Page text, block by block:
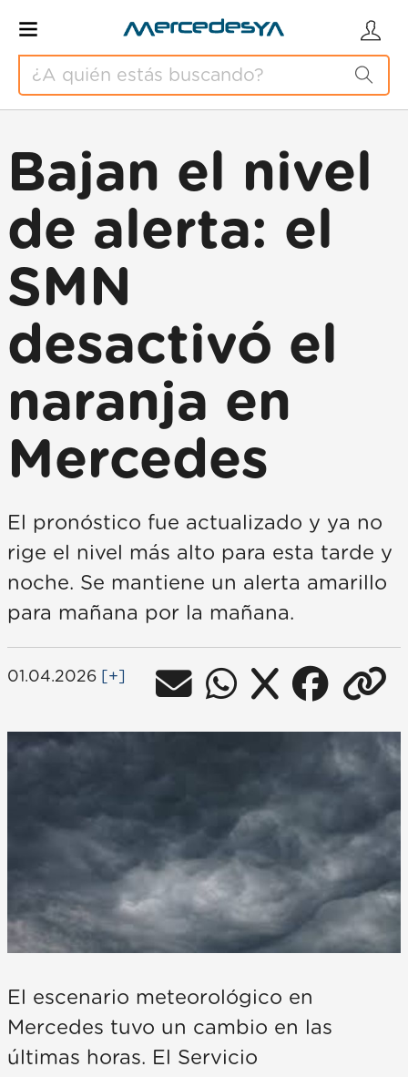
Bajan el nivel
de alerta: el
SMN
desactivó el
naranja en
Mercedes
El pronóstico fue actualizado y ya no
rige el nivel más alto para esta tarde y
noche. Se mantiene un alerta amarillo
para mañana por la mañana.
01.04.2026 [+]
El escenario meteorológico en
Mercedes tuvo un cambio en las
últimas horas. El Servicio